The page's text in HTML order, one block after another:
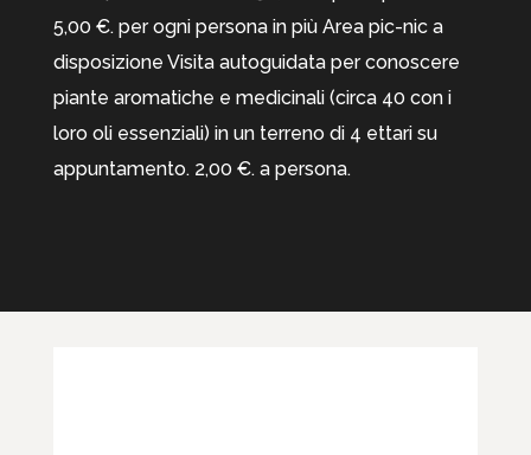
5,00 €. per ogni persona in più Area pic-nic a
disposizione Visita autoguidata per conoscere
piante aromatiche e medicinali (circa 40 con i
loro oli essenziali) in un terreno di 4 ettari su
appuntamento. 2,00 €. a persona.